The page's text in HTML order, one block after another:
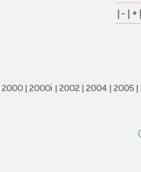
|- |+|
2000| 2000i | 2002| 2004| 2005|